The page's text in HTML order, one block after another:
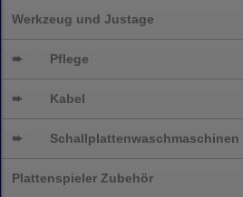
Werkzeug und Justage
➨ Pflege
➨ Kabel
➨ Schallplattenwaschmaschinen
Plattenspieler Zubehör